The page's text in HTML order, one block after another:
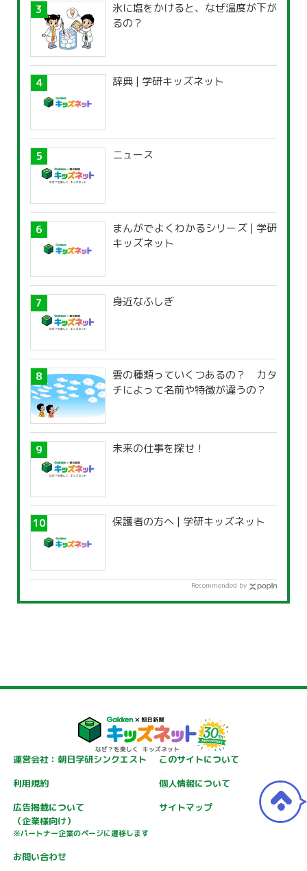
氷に塩をかけると、なぜ温度が下が
るの？
辞典 | 学研キッズネット
ニュース
まんがでよくわかるシリーズ | 学研
キッズネット
身近なふしぎ
雲の種類っていくつあるの？ カタ
チによって名前や特徴が違うの？
未来の仕事を探せ！
保護者の方へ | 学研キッズネット
Recommended by
運営会社：朝日学研シンクエスト
このサイトについて
利用規約
個人情報について
広告掲載について
（企業様向け）
※パートナー企業のページに遷移します
サイトマップ
お問い合わせ